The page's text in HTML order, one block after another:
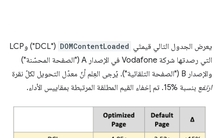
يعرض الجدول التالي قيمتَي DOMContentLoaded
("DCL") وLCP
التي رصدتها شركة Vodafone في الإصدار A ("الصفحة المحسّنة")
والإصدار B ("الصفحة التلقائية"). يُرجى العِلم أنّ معدّل التحويل لكلّ نقرة
ارتفع بنسبة %15. تم إخفاء القيم المطلقة المرتبطة بمقاييس الأداء.